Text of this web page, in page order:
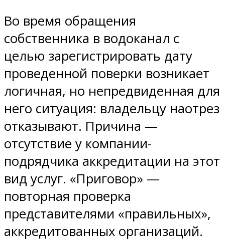
Во время обращения
собственника в водоканал с
целью зарегистрировать дату
проведенной поверки возникает
логичная, но непредвиденная для
него ситуация: владельцу наотрез
отказывают. Причина —
отсутствие у компании-
подрядчика аккредитации на этот
вид услуг. «Приговор» —
повторная проверка
представителями «правильных»,
аккредитованных организаций.